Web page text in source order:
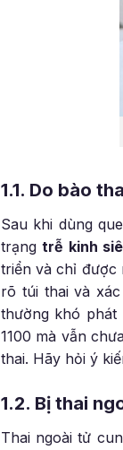
1.1. Do bào
Sau khi dùng
trạngtrễ kinh
triển và chỉ được
rõ túi thai và
thường khó phát
1100 mà vẫn
thai. Hãy hỏi ý
1.2. Bị thai
Thai ngoài tử